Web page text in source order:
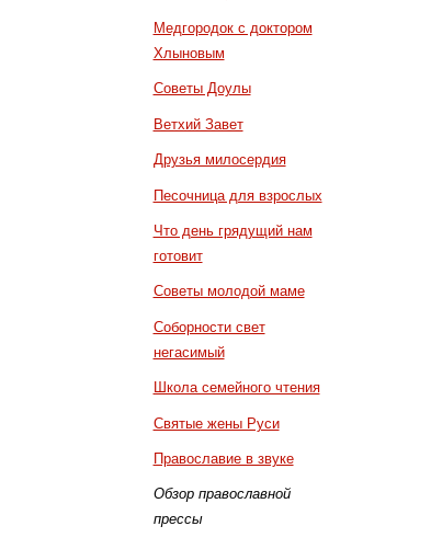
Медгородок с доктором
Хлыновым
Советы Доулы
Ветхий Завет
Друзья милосердия
Песочница для взрослых
Что день грядущий нам
готовит
Советы молодой маме
Соборности свет
негасимый
Школа семейного чтения
Святые жены Руси
Православие в звуке
Обзор православной
прессы